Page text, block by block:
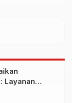
Layanan